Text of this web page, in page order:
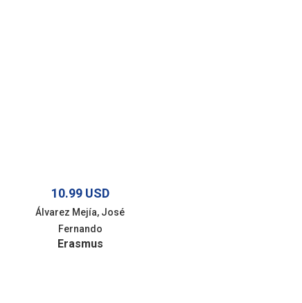
10.99 USD
Álvarez Mejía, José
Fernando
Erasmus